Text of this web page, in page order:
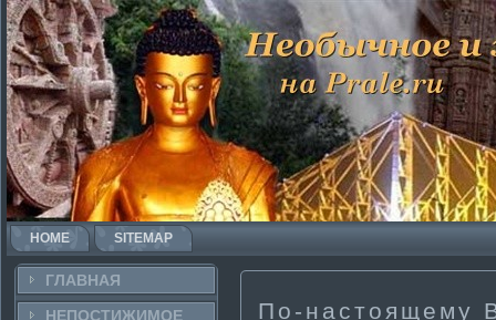
HOME SITEMAP
ГЛАВНАЯ
НЕПОСТИ­ЖИМОЕ
По-настоящему